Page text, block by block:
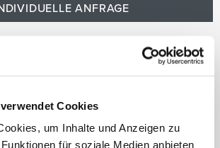
Cookies
um Inhalte und Anzeigen zu
für soziale Medien anbieten
ANFRAGE